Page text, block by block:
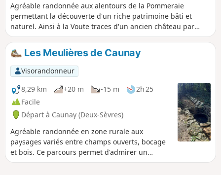
Agréable randonnée aux alentours de la Pommeraie
permettant la découverte d'un riche patrimoine bâti et
naturel. Ainsi à la Voute traces d'un ancien château par
exemple. De beaux paysages dans cette campagne où les
cultures se partagent avec de petits bois aux Sources de la
Bouleure.
Les Meulières de Caunay
Visorandonneur
8,29 km
+20 m -15 m
2h 25
Facile
Départ à Caunay (Deux-Sèvres)
Agréable randonnée en zone rurale aux
paysages variés entre champs ouverts, bocage
et bois. Ce parcours permet d'admirer un
patrimoine bâti et naturel, en particulier la